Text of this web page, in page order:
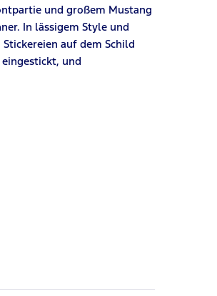
und großem Mustang
In lässigem Style und
auf dem Schild
und